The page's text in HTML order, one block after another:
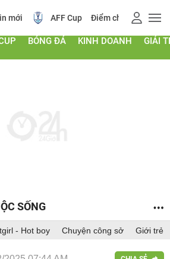
mới AFF Cup Điểm chuẩn 2026
BÓNG ĐÁ KINH DOANH GIẢI
SỐNG
- Hot boy Chuyện công sở Giới trẻ